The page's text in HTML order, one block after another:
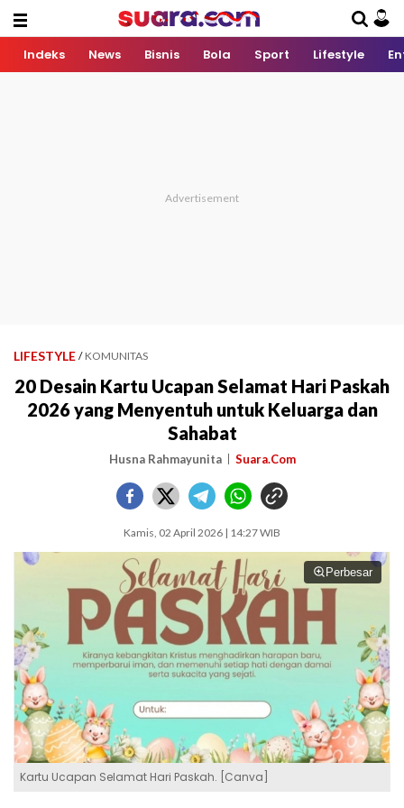
Indeks News Bisnis Bola Sport Lifestyle
LIFESTYLE / KOMUNITAS
20 Desain Kartu Ucapan Selamat Hari Paskah
2026 yang Menyentuh untuk Keluarga dan
Sahabat
Husna Rahmayunita Suara.Com
Kamis, 02 April 2026 | 14:27 WIB
Perbesar
Kartu Ucapan Selamat Hari Paskah. [Canva]